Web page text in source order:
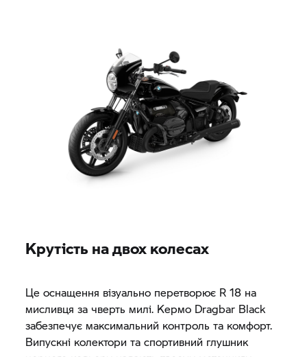
Крутість на двох колесах
Це оснащення візуально перетворює R 18 на
мисливця за чверть милі. Кермо Dragbar Black
забезпечує максимальний контроль та комфорт.
Випускні колектори та спортивний глушник